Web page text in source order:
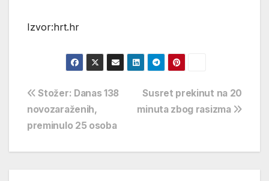
Izvor:hrt.hr
Navigacija
objava
Susret prekinut na 20
minuta zbog rasizma
Stožer: Danas 138
novozaraženih,
preminulo 25 osoba